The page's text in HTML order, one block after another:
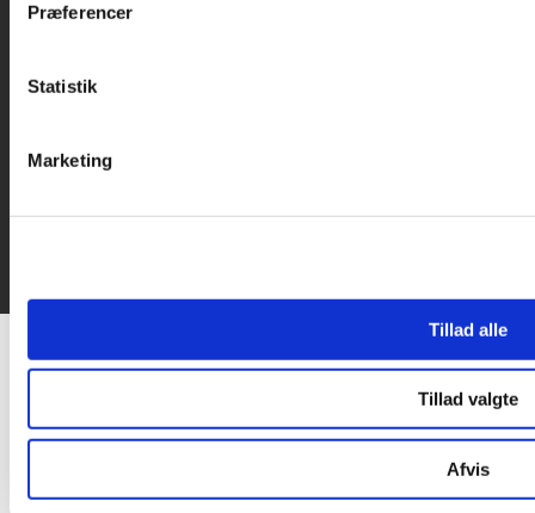
data med andre oplysninger, du har givet dem, eller som de
Præferencer
Statistik
Marketing
Tillad alle
Tillad valgte
Afvis